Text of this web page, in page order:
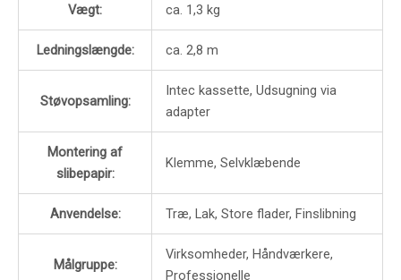
Vægt: ca. 1,3 kg
Ledningslængde: ca. 2,8 m
Støvopsamling:
Intec kassette, Udsugning via
adapter
Montering af
slibepapir:
Klemme, Selvklæbende
Anvendelse: Træ, Lak, Store flader, Finslibning
Målgruppe:
Virksomheder, Håndværkere,
Professionelle